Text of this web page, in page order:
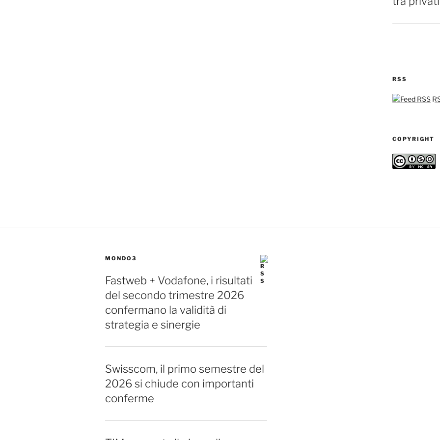
RSS
COPYRIGHT
MONDO3
Fastweb + Vodafone, i risultati
del secondo trimestre 2026
confermano la validità di
strategia e sinergie
Swisscom, il primo semestre del
2026 si chiude con importanti
conferme